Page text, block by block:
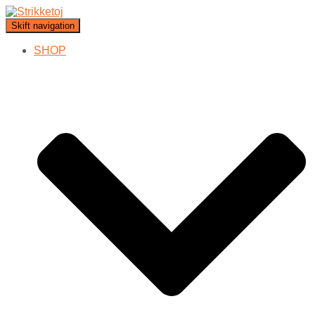
Skift navigation
SHOP